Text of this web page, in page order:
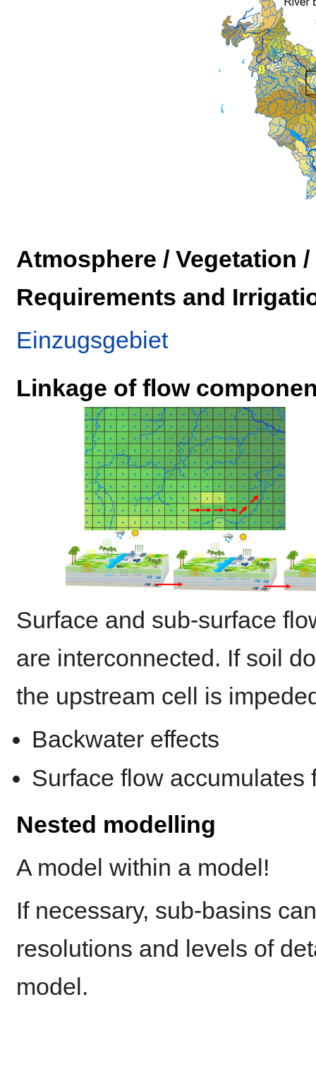
Atmosphere / Vegetation
Requirements and
Einzugsgebiet
Linkage of flow
Surface and sub-surface
are interconnected. If soil
the upstream cell is
Backwater effects
Surface flow accumulates
Nested modelling
A model within a model!
If necessary, sub-basins
resolutions and levels of
model.